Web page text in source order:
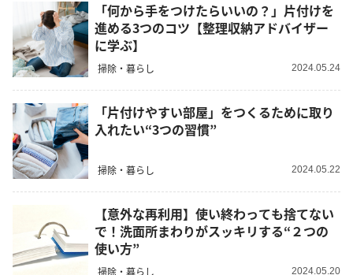
「何から手をつけたらいいの？」片付けを
進める3つのコツ【整理収納アドバイザー
に学ぶ】
掃除・暮らし 2024.05.24
「片付けやすい部屋」をつくるために取り
入れたい“3つの習慣”
掃除・暮らし 2024.05.22
【意外な再利用】使い終わっても捨てない
で！洗面所まわりがスッキリする“２つの
使い方”
掃除・暮らし 2024.05.20